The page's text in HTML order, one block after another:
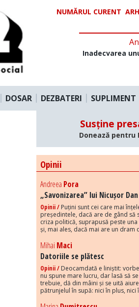
NUMĂRUL CURENT
Inadecvarea
DOSAR DEZBATERI SUPLIMENT
Susține
Donează pentru
Opinii
Andreea Pora
„Savonizarea” lui Nicușor Dan
Opinii / Puțini sunt cei care mai
președintele, dacă are de gând să
criza politică, suprapusă peste
și, mai ales, dacă mai are un dram
Mihai Maci
Datoriile se plătesc
Opinii / Deocamdată e liniștit:
nu spune mare lucru, dar lasă să
trebuie, dă din mâini și se uită
pătrunjelul în supă: nici în plus, nici